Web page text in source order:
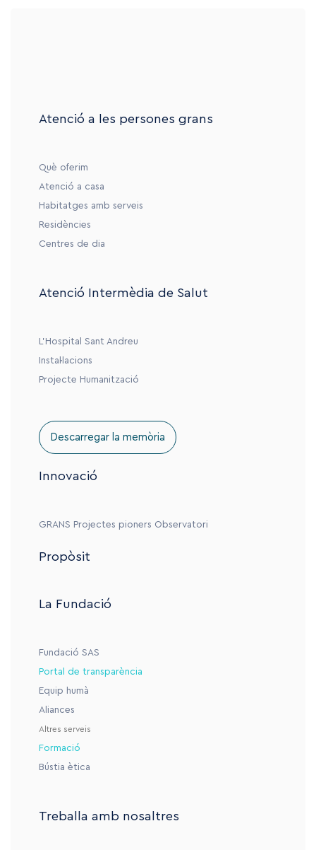
Atenció a les persones grans
Què oferim
Atenció a casa
Habitatges amb serveis
Residències
Centres de dia
Atenció Intermèdia de Salut
L’Hospital Sant Andreu
Instal·lacions
Projecte Humanització
Descarregar la memòria
Innovació
GRANS Projectes pioners Observatori
Propòsit
La Fundació
Fundació SAS
Portal de transparència
Equip humà
Aliances
Altres serveis
Formació
Bústia ètica
Treballa amb nosaltres